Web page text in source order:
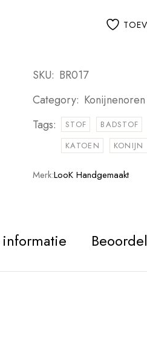
SKU: BR017
Category: Konijnenoren
Tags:
STOF
BADSTOF
KATOEN
KONIJN
Merk:LooK Handgemaakt